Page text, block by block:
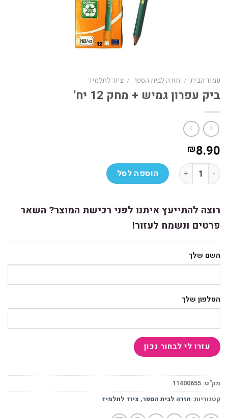
עמוד הבית / חזרה לבית הספר / ציוד לתלמיד
ביק עפרון גמיש + מחק 12 יח'
₪8.90
כמות של ביק עפרון גמיש + מחק 12 יח'
הוספה לסל
רוצה להתייעץ איתנו לפני רכישת המוצר? השאר
פרטים ונשמח לעזור!
השם שלך
הטלפון שלך
מק"ט:11400655
קטגוריות:חזרה לבית הספר,ציוד לתלמיד